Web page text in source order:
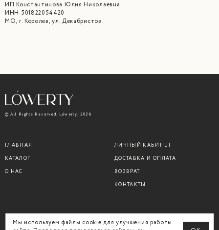
ИП Константинова Юлия Николаевна
ИНН 501822054420
МО, г. Королев, ул. Декабристов
© All Rights Reserved. Lówerty. 2026
ГЛАВНАЯ
КАТАЛОГ
О НАС
ЛИЧНЫЙ КАБИНЕТ
ДОСТАВКА И ОПЛАТА
ВОЗВРАТ
КОНТАКТЫ
Мы используем файлы cookie для улучшения работы